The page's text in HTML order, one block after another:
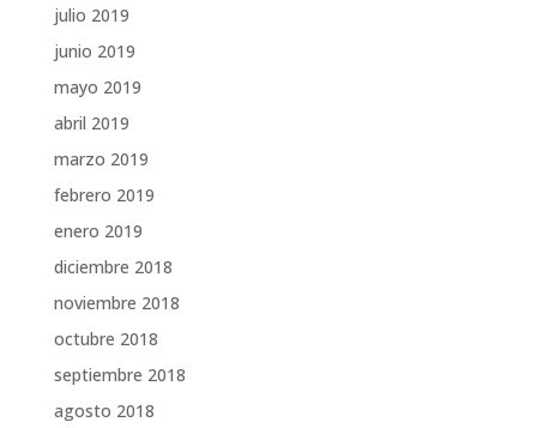
julio 2019
junio 2019
mayo 2019
abril 2019
marzo 2019
febrero 2019
enero 2019
diciembre 2018
noviembre 2018
octubre 2018
septiembre 2018
agosto 2018